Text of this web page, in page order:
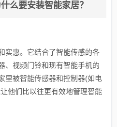
么要安装智能家居？
实惠。它结合了智能传感的各
、视频门铃和现有智能手机的
里被智能传感器和控制器(如电
他们比以往更有效地管理智能